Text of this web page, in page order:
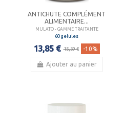
ANTICHUTE COMPLÉMENT
ALIMENTAIRE...
MULATO - GAMME TRAITANTE
60 gelules
13,85 € 15,39 € -10%
Ajouter au panier